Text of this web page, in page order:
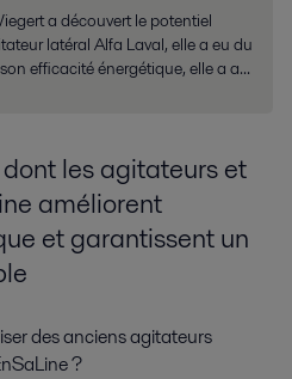
a découvert le potentiel
latéral Alfa Laval, elle a eu du
efficacité énergétique, elle a a...
les agitateurs et
améliorent
et garantissent un
des anciens agitateurs
?